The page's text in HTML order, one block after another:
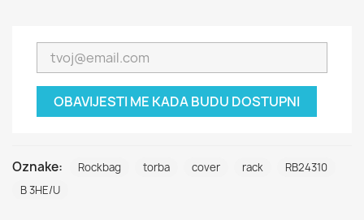
OBAVIJESTI ME KADA BUDU DOSTUPNI
Oznake: Rockbag torba cover rack
RB24310
B 3HE/U